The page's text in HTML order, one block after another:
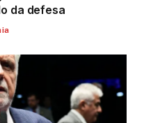
da defesa